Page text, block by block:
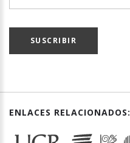
SUSCRIBIR
ENLACES RELACIONADOS: